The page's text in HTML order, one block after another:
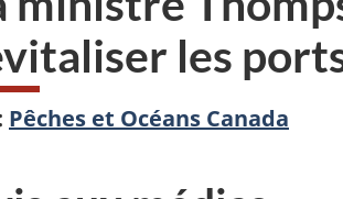
les
Pêches et Océans Canada